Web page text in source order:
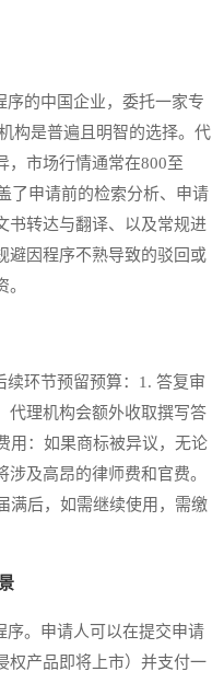
的中国企业，委托一家专
构是普遍且明智的选择。代
，市场行情通常在800至
了申请前的检索分析、申请
书转达与翻译、以及常规进
避因程序不熟导致的驳回或
环节预留预算：1. 答复审
代理机构会额外收取撰写答
用：如果商标被异议，无论
及高昂的律师费和官费。
满后，如需继续使用，需缴
。申请人可以在提交申请
权产品即将上市）并支付一